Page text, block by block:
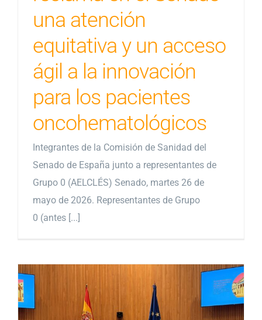
una atención
equitativa y un acceso
ágil a la innovación
para los pacientes
oncohematológicos
Integrantes de la Comisión de Sanidad del
Senado de España junto a representantes de
Grupo 0 (AELCLÉS) Senado, martes 26 de
mayo de 2026. Representantes de Grupo
0 (antes [...]